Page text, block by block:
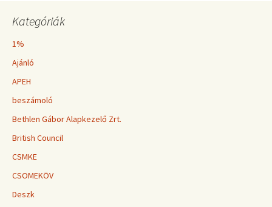
Kategóriák
1%
Ajánló
APEH
beszámoló
Bethlen Gábor Alapkezelő Zrt.
British Council
CSMKE
CSOMEKÖV
Deszk